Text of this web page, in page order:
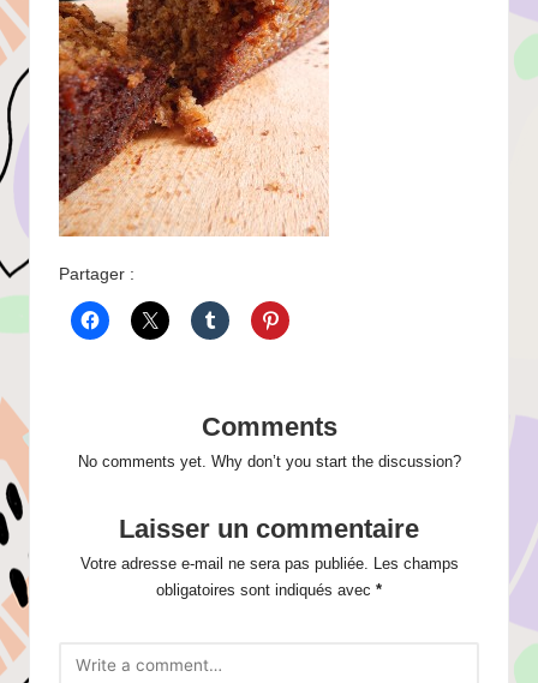
Partager :
Comments
No comments yet. Why don’t you start the discussion?
Laisser un commentaire
Votre adresse e-mail ne sera pas publiée.
Les champs
obligatoires sont indiqués avec *